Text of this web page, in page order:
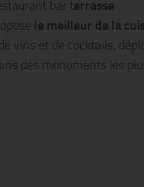
bar terrasse
le meilleur de la
vins et de cocktails,
des monuments les